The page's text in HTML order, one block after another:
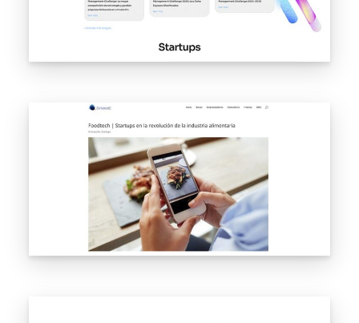
orientado a las búsquedas reales del sector financiero
emprendimiento: análisis de palabras clave, definición
intención de búsqueda y producción de artículos con
Guías prácticas, análisis de mercado, casos de uso y
de opinión basado en datos. Cada pieza pensada para
no solo para publicar.
Resultado